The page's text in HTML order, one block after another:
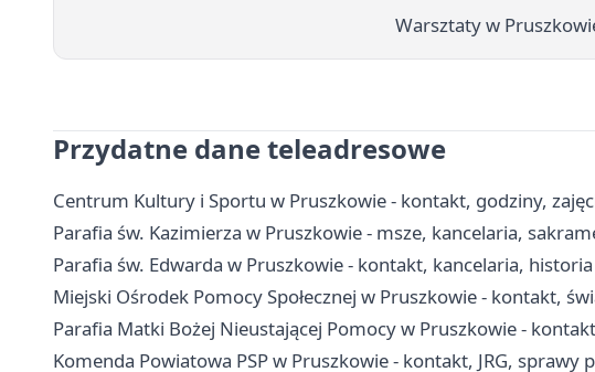
Warsztaty w
Przydatne dane teleadresowe
Centrum Kultury i Sportu w Pruszkowie - kontakt, godziny,
Parafia św. Kazimierza w Pruszkowie - msze, kancelaria,
Parafia św. Edwarda w Pruszkowie - kontakt, kancelaria, historia
Miejski Ośrodek Pomocy Społecznej w Pruszkowie - kontakt,
Parafia Matki Bożej Nieustającej Pomocy w Pruszkowie -
Komenda Powiatowa PSP w Pruszkowie - kontakt, JRG, sprawy